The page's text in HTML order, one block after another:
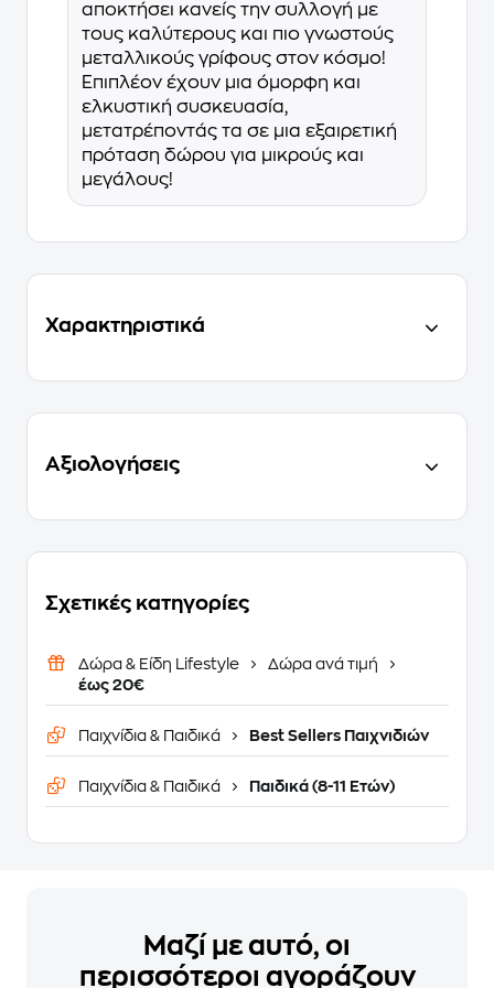
αποκτήσει κανείς την συλλογή με
τους καλύτερους και πιο γνωστούς
μεταλλικούς γρίφους στον κόσμο!
Επιπλέον έχουν μια όμορφη και
ελκυστική συσκευασία,
μετατρέποντάς τα σε μια εξαιρετική
πρόταση δώρου για μικρούς και
μεγάλους!
Χαρακτηριστικά
Αξιολογήσεις
Σχετικές κατηγορίες
Δώρα & Είδη Lifestyle
Δώρα ανά τιμή
έως 20€
Παιχνίδια & Παιδικά Best Sellers Παιχνιδιών
Παιχνίδια & Παιδικά Παιδικά (8-11 Ετών)
Μαζί με αυτό, οι
περισσότεροι αγοράζουν